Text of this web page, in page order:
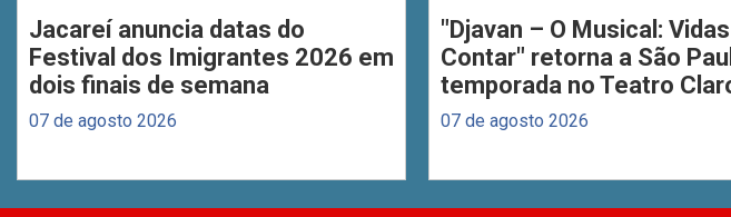
Jacareí anuncia datas do
Festival dos Imigrantes 2026 em
dois finais de semana
07 de agosto 2026
"Djavan – O Musical:
Contar" retorna a São
temporada no Teatro
07 de agosto 2026